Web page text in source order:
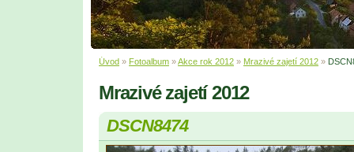
Úvod » Fotoalbum »Akce rok 2012 » Mrazivé zajetí 2012 »
Mrazivé zajetí 2012
DSCN8474